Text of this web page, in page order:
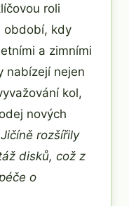
roli
období, kdy
a zimními
nabízejí nejen
kol,
nových
rozšířily
disků, což z
o